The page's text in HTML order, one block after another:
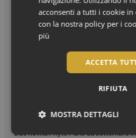
I più letti
Bentornato, settembre! La
Settembre è arrivato, e con lui il ritorno...
danneggiati
Due novità Phyto Paris da settembre
acconsenti a tutti i cookie
con la nostra policy per i
più
ACCETTA
RIFIUTA
MOSTRA DETTAGLI
Necessari